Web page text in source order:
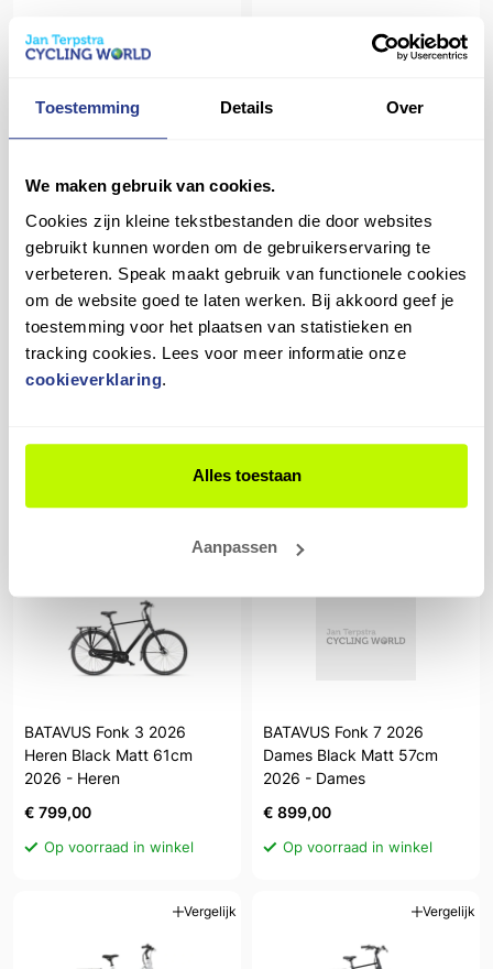
Toestemming Details Over
We maken gebruik van cookies.
Cookies zijn kleine tekstbestanden die door websites
gebruikt kunnen worden om de gebruikerservaring te
verbeteren. Speak maakt gebruik van functionele cookies
om de website goed te laten werken. Bij akkoord geef je
toestemming voor het plaatsen van statistieken en
tracking cookies. Lees voor meer informatie onze
cookieverklaring.
Alles toestaan
Aanpassen
BATAVUS Altura PT Lage
BATAVUS Altura PT Pro
Vergelijk
Op voorraad in winkel
Vergelijk
€ 3.524,00
Op voorraad in winkel
BATAVUS Fonk 3 2026
Heren Black Matt 61cm
2026 - Heren
€ 799,00
Op voorraad in winkel
BATAVUS Fonk 7 2026
Dames Black Matt 57cm
2026 - Dames
€ 899,00
Op voorraad in winkel
Vergelijk Vergelijk